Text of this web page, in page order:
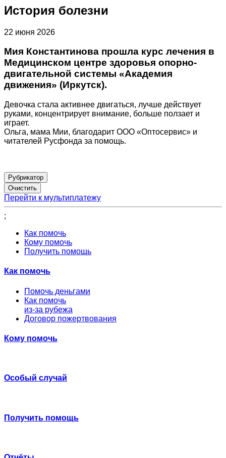
История болезни
22 июня 2026
Мия Константинова прошла курс лечения в
Медицинском центре здоровья опорно-
двигательной системы «Академия
движения» (Иркутск).
Девочка стала активнее двигаться, лучше действует
руками, концентрирует внимание, больше ползает и
играет.
Ольга, мама Мии, благодарит ООО «Оптосервис» и
читателей Русфонда за помощь.
Рубрикатор
Перейти к мультиплатежу
;
Как помочь
Кому помочь
Получить помощь
Как помочь
Помочь деньгами
Как помочь
из-за рубежа
Договор пожертвования
Кому помочь
Особый случай
Получить помощь